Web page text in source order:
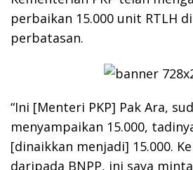
perbaikan 15.000 unit RTLH
perbatasan.
“Ini [Menteri PKP] Pak Ara,
menyampaikan 15.000,
[dinaikkan menjadi] 15.000.
daripada BNPP, ini saya